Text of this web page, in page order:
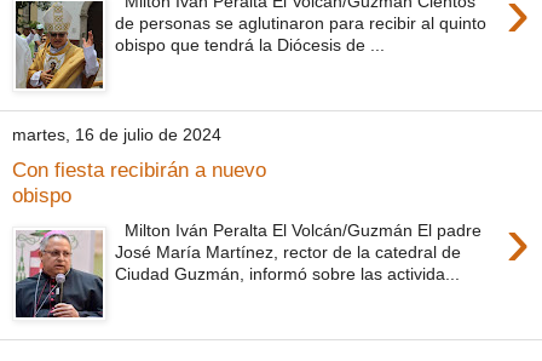
de personas se aglutinaron para recibir al quinto
obispo que tendrá la Diócesis de ...
martes, 16 de julio de 2024
Con fiesta recibirán a nuevo
obispo
›
Milton Iván Peralta El Volcán/Guzmán El padre
José María Martínez, rector de la catedral de
Ciudad Guzmán, informó sobre las activida...